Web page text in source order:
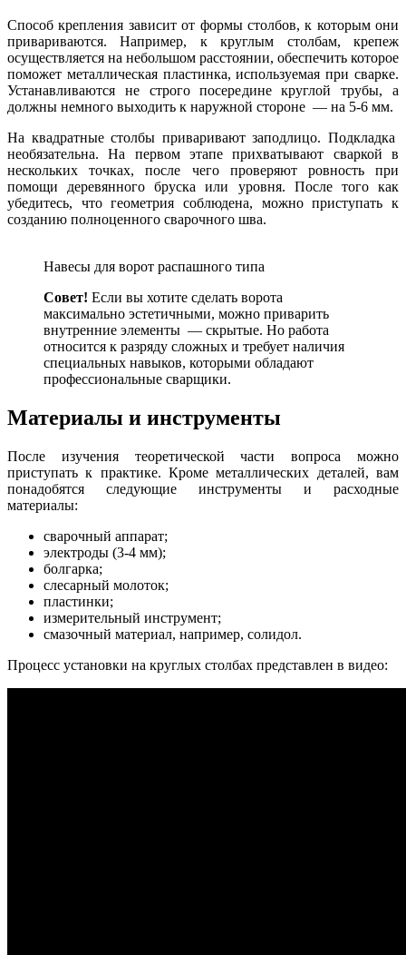
Способ крепления зависит от формы столбов, к которым они
привариваются. Например, к круглым столбам, крепеж
осуществляется на небольшом расстоянии, обеспечить которое
поможет металлическая пластинка, используемая при сварке.
Устанавливаются не строго посередине круглой трубы, а
должны немного выходить к наружной стороне — на 5-6 мм.
На квадратные столбы приваривают заподлицо. Подкладка
необязательна. На первом этапе прихватывают сваркой в
нескольких точках, после чего проверяют ровность при
помощи деревянного бруска или уровня. После того как
убедитесь, что геометрия соблюдена, можно приступать к
созданию полноценного сварочного шва.
Навесы для ворот распашного типа
Совет! Если вы хотите сделать ворота
максимально эстетичными, можно приварить
внутренние элементы — скрытые. Но работа
относится к разряду сложных и требует наличия
специальных навыков, которыми обладают
профессиональные сварщики.
Материалы и инструменты
После изучения теоретической части вопроса можно
приступать к практике. Кроме металлических деталей, вам
понадобятся следующие инструменты и расходные
материалы:
сварочный аппарат;
электроды (3-4 мм);
болгарка;
слесарный молоток;
пластинки;
измерительный инструмент;
смазочный материал, например, солидол.
Процесс установки на круглых столбах представлен в видео: